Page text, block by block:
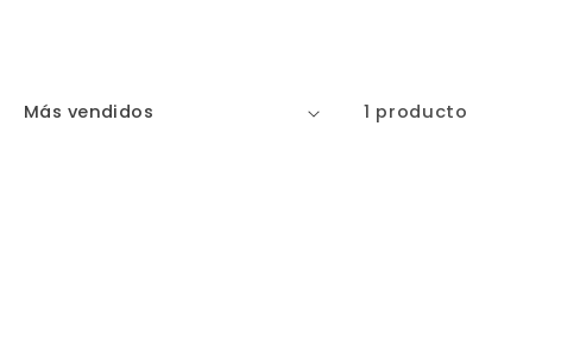
1 producto